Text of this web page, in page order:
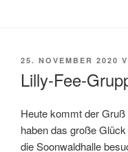
VERÖFFENTLICHT
25. NOVEMBER 2020
Lilly-Fee-
Heute kommt der
haben das große
die Soonwaldhalle